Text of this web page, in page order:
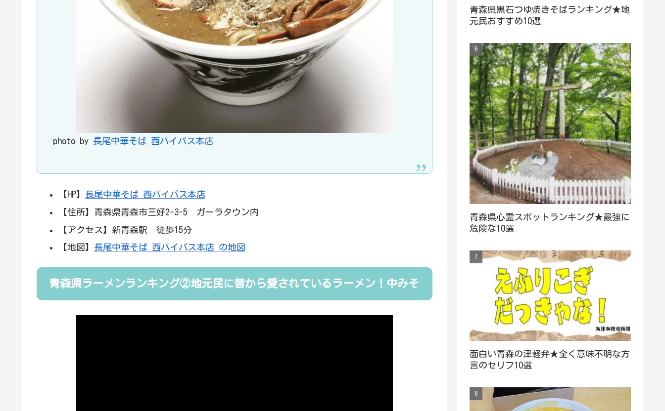
photo by 長尾中華そば 西バイパス本店
【HP】 長尾中華そば 西バイパス本店
【住所】青森県青森市三好2-3-5 ガーラタウン内
【アクセス】新青森駅 徒歩15分
【地図】 長尾中華そば 西バイパス本店 の地図
青森県ラーメンランキング②地元民に昔から愛されているラーメン！中みそ
青森県黒石つゆ焼きそばランキング★地
元民おすすめ10選
青森県心霊スポットランキング★最強に
危険な10選
面白い青森の津軽弁★全く意味不明な方
言のセリフ10選